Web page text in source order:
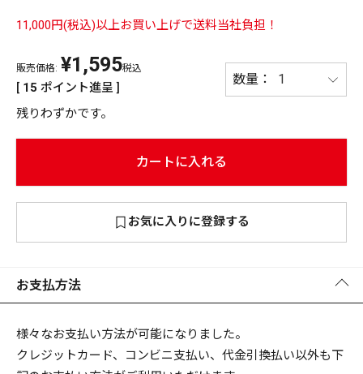
PREMIUM ［ オンライン限定 ］
PREMIUM
リセット この内容で検索する
11,000円(税込)以上お買い上げで送料当社負担！
販売価格: ¥1,595税込
[ 15 ポイント進呈 ]
残りわずかです。
カートに入れる
お気に入りに登録する
お支払方法
様々なお支払い方法が可能になりました。
クレジットカード、コンビニ支払い、代金引換払い以外も下